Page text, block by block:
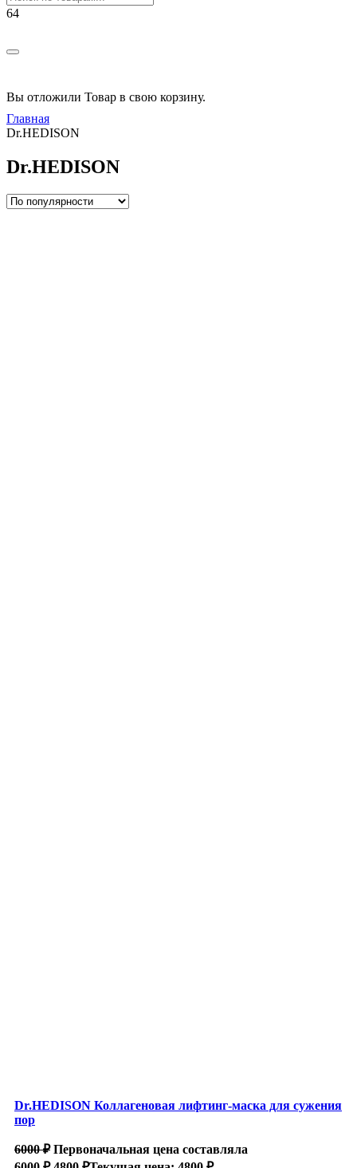
Вы отложили Товар в свою корзину.
Главная
Dr.HEDISON
Dr.HEDISON
РАСПРОДАЖА!
Dr.HEDISON Коллагеновая лифтинг-маска для сужения
пор
6000₽ Первоначальная цена составляла